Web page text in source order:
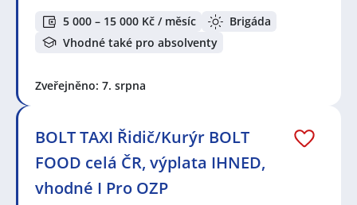
5 000 – 15 000 Kč / měsíc
Brigáda
Vhodné také pro absolventy
Zveřejněno: 7. srpna
BOLT TAXI Řidič/Kurýr BOLT
FOOD celá ČR, výplata IHNED,
vhodné I Pro OZP